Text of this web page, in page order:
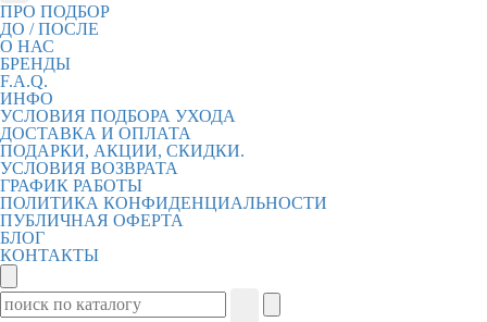
ПРО ПОДБОР
ДО / ПОСЛЕ
О НАС
БРЕНДЫ
F.A.Q.
ИНФО
УСЛОВИЯ ПОДБОРА УХОДА
ДОСТАВКА И ОПЛАТА
ПОДАРКИ, АКЦИИ, СКИДКИ.
УСЛОВИЯ ВОЗВРАТА
ГРАФИК РАБОТЫ
ПОЛИТИКА КОНФИДЕНЦИАЛЬНОСТИ
ПУБЛИЧНАЯ ОФЕРТА
БЛОГ
КОНТАКТЫ